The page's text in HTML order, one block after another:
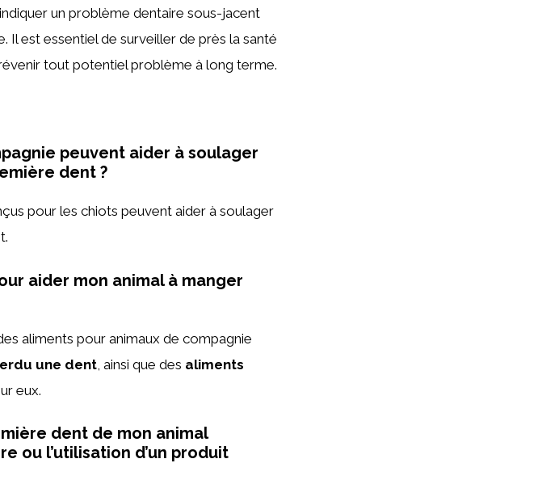
un problème dentaire sous-jacent
Il est essentiel de surveiller de près la santé
tout potentiel problème à long terme.
peuvent aider à soulager
dent ?
pour les chiots peuvent aider à soulager
aider mon animal à manger
aliments pour animaux de compagnie
une dent , ainsi que des aliments
eux.
dent de mon animal
ou l’utilisation d’un produit